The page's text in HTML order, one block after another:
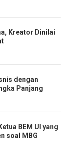
Kreator Dinilai
dengan
Panjang
BEM UI yang
soal MBG